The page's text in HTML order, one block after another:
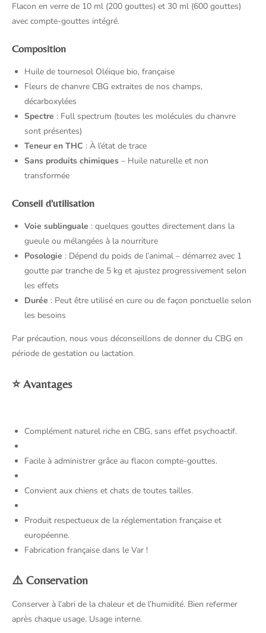
Flacon en verre de 10 ml (200 gouttes) et 30 ml (600 gouttes)
avec compte-gouttes intégré.
Composition
Huile de tournesol Oléique bio, française
Fleurs de chanvre CBG extraites de nos champs,
décarboxylées
Spectre : Full spectrum (toutes les molécules du chanvre
sont présentes)
Teneur en THC : À l’état de trace
Sans produits chimiques – Huile naturelle et non
transformée
Conseil d'utilisation
Voie sublinguale : quelques gouttes directement dans la
gueule ou mélangées à la nourriture
Posologie : Dépend du poids de l’animal – démarrez avec 1
goutte par tranche de 5 kg et ajustez progressivement selon
les effets
Durée : Peut être utilisé en cure ou de façon ponctuelle selon
les besoins
Par précaution, nous vous déconseillons de donner du CBG en
période de gestation ou lactation.
⭐Avantages
Complément naturel riche en CBG, sans effet psychoactif.
Facile à administrer grâce au flacon compte-gouttes.
Convient aux chiens et chats de toutes tailles.
Produit respectueux de la réglementation française et
européenne.
Fabrication française dans le Var !
⚠️ Conservation
Conserver à l’abri de la chaleur et de l’humidité. Bien refermer
après chaque usage. Usage interne.